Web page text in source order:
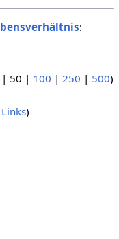
:
| 50 | 100 | 250 | 500)
)